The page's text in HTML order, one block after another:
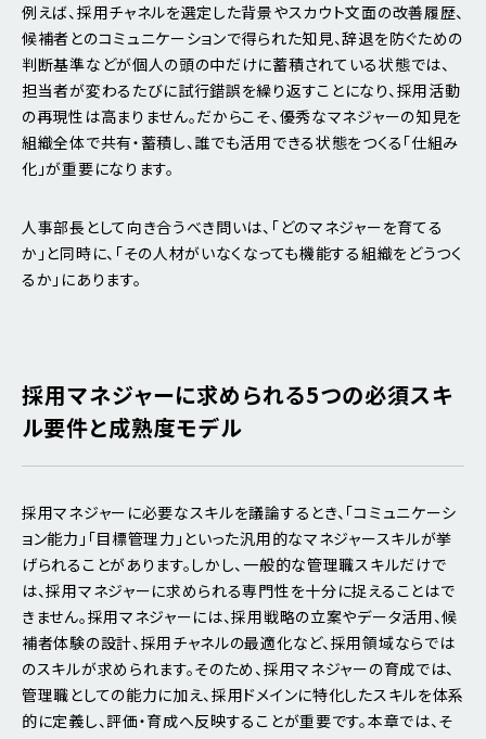
例えば、採用チャネルを選定した背景やスカウト文面の改善履歴、
候補者とのコミュニケーションで得られた知見、辞退を防ぐための
判断基準などが個人の頭の中だけに蓄積されている状態では、
担当者が変わるたびに試行錯誤を繰り返すことになり、採用活動
の再現性は高まりません。だからこそ、優秀なマネジャーの知見を
組織全体で共有・蓄積し、誰でも活用できる状態をつくる「仕組み
化」が重要になります。
人事部長として向き合うべき問いは、「どのマネジャーを育てる
か」と同時に、「その人材がいなくなっても機能する組織をどうつく
るか」にあります。
採用マネジャーに求められる5つの必須スキ
ル要件と成熟度モデル
採用マネジャーに必要なスキルを議論するとき、「コミュニケーシ
ョン能力」「目標管理力」といった汎用的なマネジャースキルが挙
げられることがあります。しかし、一般的な管理職スキルだけで
は、採用マネジャーに求められる専門性を十分に捉えることはで
きません。採用マネジャーには、採用戦略の立案やデータ活用、候
補者体験の設計、採用チャネルの最適化など、採用領域ならでは
のスキルが求められます。そのため、採用マネジャーの育成では、
管理職としての能力に加え、採用ドメインに特化したスキルを体系
的に定義し、評価・育成へ反映することが重要です。本章では、そ